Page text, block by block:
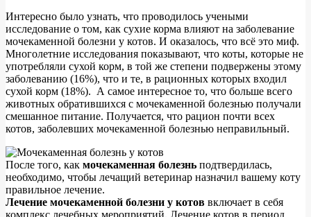
Интересно было узнать, что проводилось учеными
исследование о том, как сухие корма влияют на заболевание
мочекаменной болезни у котов. И оказалось, что всё это миф.
Многолетние исследования показывают, что коты, которые не
употребляли сухой корм, в той же степени подвержены этому
заболеванию (16%), что и те, в рационных которых входил
сухой корм (18%). А самое интересное то, что больше всего
животных обратившихся с мочекаменной болезнью получали
смешанное питание. Получается, что рацион почти всех
котов, заболевших мочекаменной болезнью неправильный.
После того, как мочекаменная болезнь подтвердилась,
необходимо, чтобы лечащий ветеринар назначил вашему коту
правильное лечение.
Лечение мочекаменной болезни у котов включает в себя